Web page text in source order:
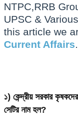
NTPC,RRB
UPSC &
this article we
Current Affairs.
১) কেন্দ্রীয় সরকার
সেটির নাম হল?